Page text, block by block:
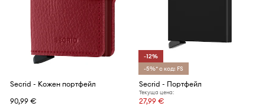
Secrid - Кожен портфейл
90,99 €
-12%
-5%* с код: FS
Secrid - Портфейл
Текуща цена:
27,99 €